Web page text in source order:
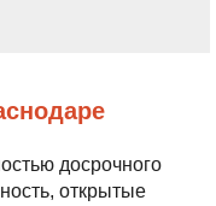
досрочного
открытые